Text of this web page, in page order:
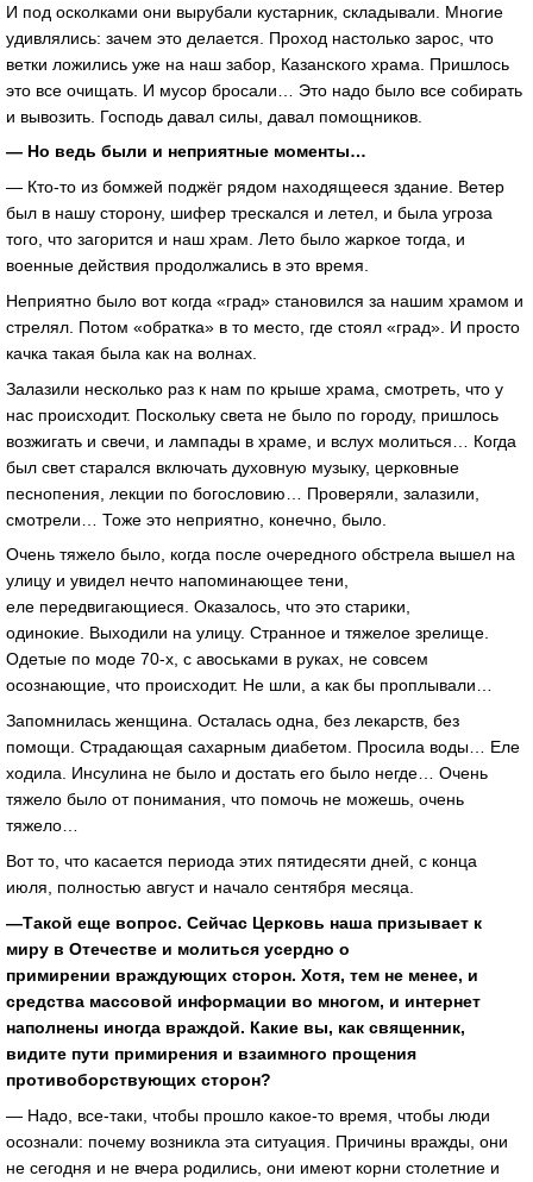
И под осколками они вырубали кустарник, складывали. Многие
удивлялись: зачем это делается. Проход настолько зарос, что
ветки ложились уже на наш забор, Казанского храма. Пришлось
это все очищать. И мусор бросали… Это надо было все собирать
и вывозить. Господь давал силы, давал помощников.
— Но ведь были и неприятные моменты…
— Кто-то из бомжей поджёг рядом находящееся здание. Ветер
был в нашу сторону, шифер трескался и летел, и была угроза
того, что загорится и наш храм. Лето было жаркое тогда, и
военные действия продолжались в это время.
Неприятно было вот когда «град» становился за нашим храмом и
стрелял. Потом «обратка» в то место, где стоял «град». И просто
качка такая была как на волнах.
Залазили несколько раз к нам по крыше храма, смотреть, что у
нас происходит. Поскольку света не было по городу, пришлось
возжигать и свечи, и лампады в храме, и вслух молиться… Когда
был свет старался включать духовную музыку, церковные
песнопения, лекции по богословию… Проверяли, залазили,
смотрели… Тоже это неприятно, конечно, было.
Очень тяжело было, когда после очередного обстрела вышел на
улицу и увидел нечто напоминающее тени,
еле передвигающиеся. Оказалось, что это старики,
одинокие. Выходили на улицу. Странное и тяжелое зрелище.
Одетые по моде 70-х, с авоськами в руках, не совсем
осознающие, что происходит. Не шли, а как бы проплывали…
Запомнилась женщина. Осталась одна, без лекарств, без
помощи. Страдающая сахарным диабетом. Просила воды… Еле
ходила. Инсулина не было и достать его было негде… Очень
тяжело было от понимания, что помочь не можешь, очень
тяжело…
Вот то, что касается периода этих пятидесяти дней, с конца
июля, полностью август и начало сентября месяца.
—Такой еще вопрос. Сейчас Церковь наша призывает к
миру в Отечестве и молиться усердно о
примирении враждующих сторон. Хотя, тем не менее, и
средства массовой информации во многом, и интернет
наполнены иногда враждой. Какие вы, как священник,
видите пути примирения и взаимного прощения
противоборствующих сторон?
— Надо, все-таки, чтобы прошло какое-то время, чтобы люди
осознали: почему возникла эта ситуация. Причины вражды, они
не сегодня и не вчера родились, они имеют корни столетние и